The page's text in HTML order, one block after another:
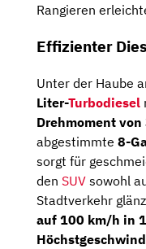
Rangieren
Effizienter
Unter der Haube
Liter-Turbodiesel
Drehmoment von
abgestimmte 8-
sorgt für
den SUV sowohl
Stadtverkehr
auf 100 km/h in